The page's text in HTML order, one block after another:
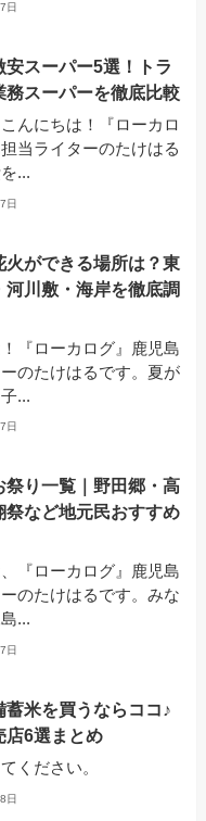
日
安スーパー5選！トラ
務スーパーを徹底比較
んにちは！『ローカロ
当ライターのたけはる
...
日
火ができる場所は？東
河川敷・海岸を徹底調
『ローカログ』鹿児島
のたけはるです。夏が
...
日
祭り一覧｜野田郷・高
祭など地元民おすすめ
『ローカログ』鹿児島
のたけはるです。みな
...
日
蓄米を買うならココ♪
店6選まとめ
ください。
日